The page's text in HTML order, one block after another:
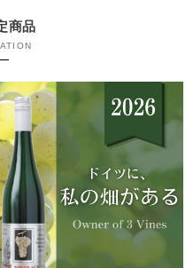
商品